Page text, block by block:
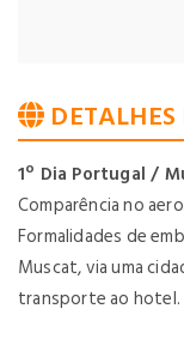
1º Dia Portugal /
Comparência no
Formalidades de
Muscat, via uma
transporte ao